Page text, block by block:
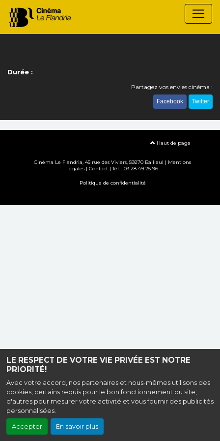
LE RESPECT DE VOTRE VIE PRIVÉE EST NOTRE
PRIORITÉ!
Avec votre accord, nos partenaires et nous-mêmes utilisons des
cookies, certains requis pour le bon fonctionnement du site,
d'autres pour mesurer votre activité et vous fournir des publicités
personnalisées.
Accepter En savoir plus
Durée :
Partagez vos envies cinéma :
Facebook Twitter
Haut de page
Cinéma Le Flandria, 45 rue des Viviers, 59270 Bailleul | Mentions
légales| Contact| Tél. : 03 28 49 25 96
Politique de confidentialité